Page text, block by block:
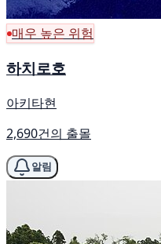
매우 높은 위험
하치로호
아키타현
2,690건의 출몰
알림